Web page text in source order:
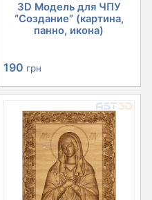
3D Модель для ЧПУ
“Создание” (картина,
панно, икона)
190 грн